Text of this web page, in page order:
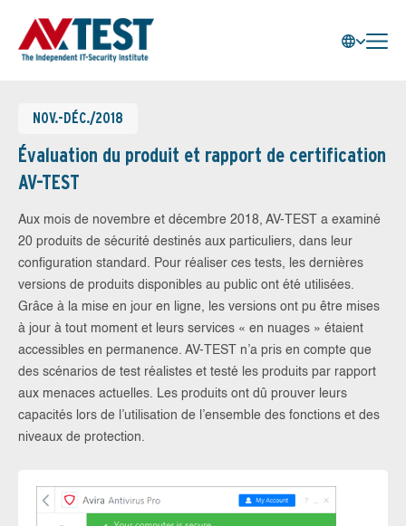
NOV.-DÉC./2018
Évaluation du produit et rapport de certification
AV-TEST
Aux mois de novembre et décembre 2018, AV-TEST a examiné
20 produits de sécurité destinés aux particuliers, dans leur
configuration standard. Pour réaliser ces tests, les dernières
versions de produits disponibles au public ont été utilisées.
Grâce à la mise en jour en ligne, les versions ont pu être mises
à jour à tout moment et leurs services « en nuages » étaient
accessibles en permanence. AV-TEST n’a pris en compte que
des scénarios de test réalistes et testé les produits par rapport
aux menaces actuelles. Les produits ont dû prouver leurs
capacités lors de l’utilisation de l’ensemble des fonctions et des
niveaux de protection.